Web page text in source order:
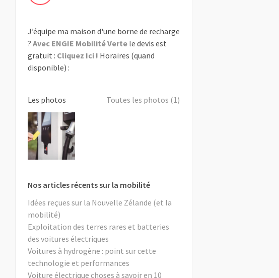
J’équipe ma maison d'une borne de recharge
? Avec ENGIE Mobilité Vertele devis est
gratuit : Cliquez Ici ! Horaires (quand
disponible) :
Les photos Toutes les photos (1)
Nos articles récents sur la mobilité
Idées reçues sur la Nouvelle Zélande (et la
mobilité)
Exploitation des terres rares et batteries
des voitures électriques
Voitures à hydrogène : point sur cette
technologie et performances
Voiture électrique choses à savoir en 10